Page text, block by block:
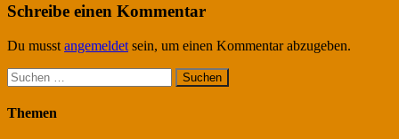
Schreibe einen Kommentar
Du musst angemeldet sein, um einen Kommentar abzugeben.
Suchen
nach:
Themen